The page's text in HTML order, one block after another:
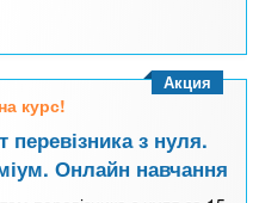
курс!
перевізника з нуля.
Онлайн навчання
Акция